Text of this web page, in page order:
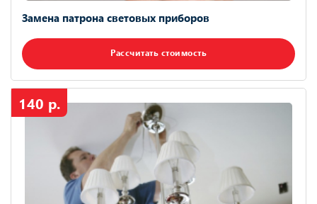
Замена патрона световых приборов
Рассчитать стоимость
140 р.